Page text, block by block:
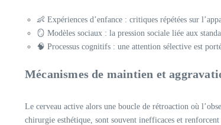
👶 Expériences d’enfance : critiques répétées sur
🪞 Modèles sociaux : la pression sociale liée aux
🧠 Processus cognitifs : une attention sélective est
Mécanismes de maintien et
Le cerveau active alors une boucle de rétroaction où
chirurgie esthétique, sont souvent inefficaces et